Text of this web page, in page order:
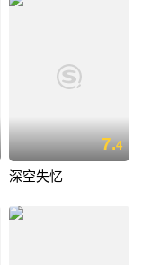
7.4
深空失忆